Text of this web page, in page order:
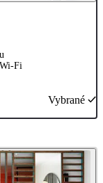
Fi
Vybrané